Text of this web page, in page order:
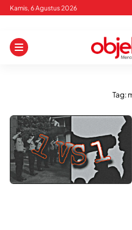
Skip
content
Kamis, 6 Agustus 2026
Tag: